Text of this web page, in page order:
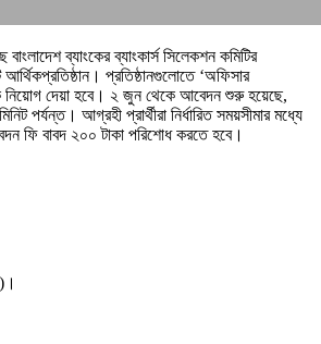
ব্যাংকের ব্যাংকার্স সিলেকশন কমিটির
প্রতিষ্ঠানগুলোতে ‘অফিসার
দেয়া হবে। ২ জুন থেকে আবেদন শুরু হয়েছে,
পর্যন্ত। আগ্রহী প্রার্থীরা নির্ধারিত সময়সীমার মধ্যে
ফি বাবদ ২০০ টাকা পরিশোধ করতে হবে।